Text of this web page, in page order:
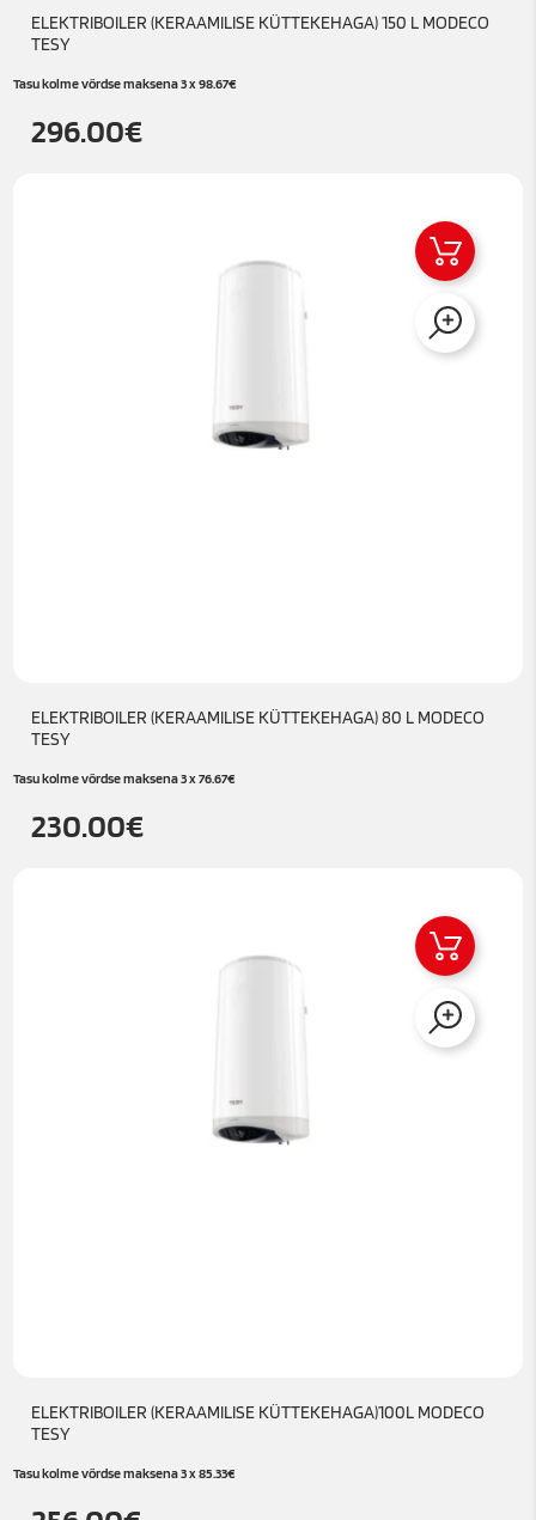
ELEKTRIBOILER (KERAAMILISE KÜTTEKEHAGA) 150 L MODECO
TESY
296.00€
Tasu kolme võrdse maksena 3 x98.67€
ELEKTRIBOILER (KERAAMILISE KÜTTEKEHAGA) 80 L MODECO
TESY
230.00€
Tasu kolme võrdse maksena 3 x76.67€
ELEKTRIBOILER (KERAAMILISE KÜTTEKEHAGA)100L MODECO
TESY
Tasu kolme võrdse maksena 3 x85.33€